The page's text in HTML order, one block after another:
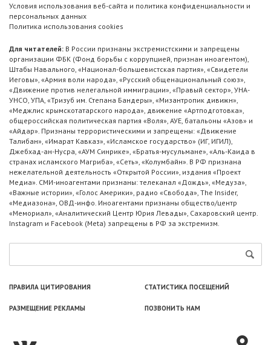
Условия использования веб-сайта и политика конфиденциальности и
персональных данных
Политика использования cookies
Для читателей: В России признаны экстремистскими и запрещены
организации ФБК (Фонд борьбы с коррупцией, признан иноагентом),
Штабы Навального, «Национал-большевистская партия», «Свидетели
Иеговы», «Армия воли народа», «Русский общенациональный союз»,
«Движение против нелегальной иммиграции», «Правый сектор», УНА-
УНСО, УПА, «Тризуб им. Степана Бандеры», «Мизантропик дивижн»,
«Меджлис крымскотатарского народа», движение «Артподготовка»,
общероссийская политическая партия «Воля», АУЕ, батальоны «Азов» и
«Айдар». Признаны террористическими и запрещены: «Движение
Талибан», «Имарат Кавказ», «Исламское государство» (ИГ, ИГИЛ),
Джебхад-ан-Нусра, «АУМ Синрике», «Братья-мусульмане», «Аль-Каида в
странах исламского Магриба», «Сеть», «Колумбайн». В РФ признана
нежелательной деятельность «Открытой России», издания «Проект
Медиа». СМИ-иноагентами признаны: телеканал «Дождь», «Медуза»,
«Важные истории», «Голос Америки», радио «Свобода», The Insider,
«Медиазона», ОВД-инфо. Иноагентами признаны общество/центр
«Мемориал», «Аналитический Центр Юрия Левады», Сахаровский центр.
Instagram и Facebook (Metа) запрещены в РФ за экстремизм.
ПРАВИЛА ЦИТИРОВАНИЯ СТАТИСТИКА ПОСЕЩЕНИЙ
РАЗМЕЩЕНИЕ РЕКЛАМЫ ПОЗВОНИТЬ НАМ